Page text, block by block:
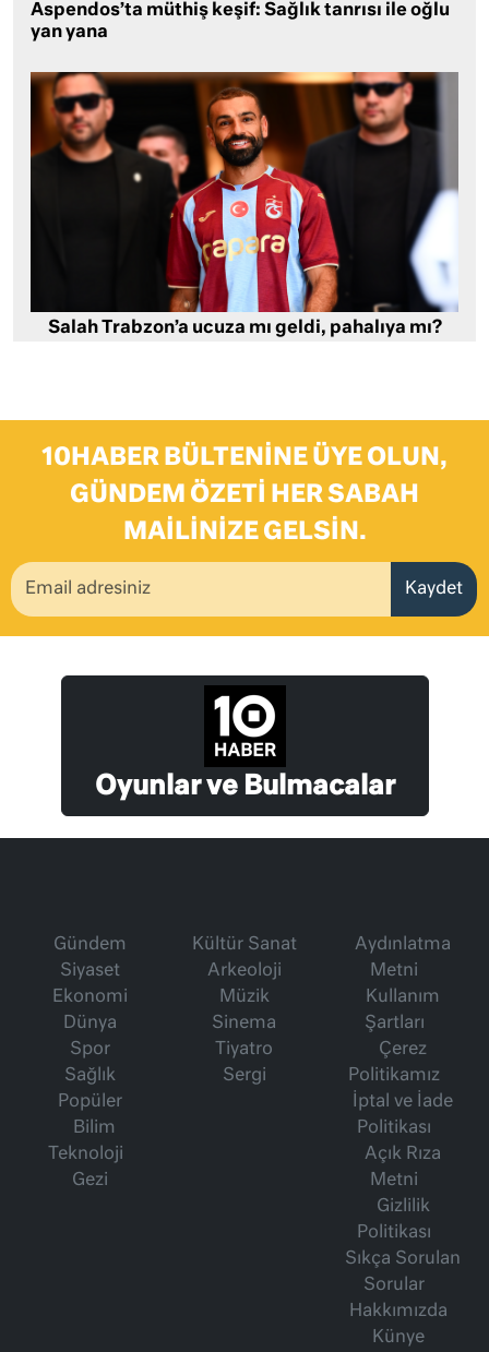
Aspendos’ta müthiş keşif: Sağlık tanrısı ile oğlu
yan yana
Salah Trabzon’a ucuza mı geldi, pahalıya mı?
10HABER BÜLTENINE ÜYE OLUN,
GÜNDEM ÖZETI HER SABAH
MAILINIZE GELSIN.
Kaydet
Oyunlar ve Bulmacalar
Gündem
Siyaset
Ekonomi
Dünya
Spor
Sağlık
Popüler
Bilim
Teknoloji
Gezi
Kültür Sanat
Arkeoloji
Müzik
Sinema
Tiyatro
Sergi
Aydınlatma
Metni
Kullanım
Şartları
Çerez
Politikamız
İptal ve İade
Politikası
Açık Rıza
Metni
Gizlilik
Politikası
Sıkça Sorulan
Sorular
Hakkımızda
Künye